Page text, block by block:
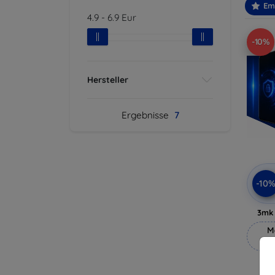
4.9 - 6.9 Eur
Hersteller
Ergebnisse 7
-10%
-10%